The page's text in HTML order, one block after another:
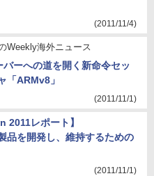
(2011/11/4)
Weekly海外ニュース
ーへの道を開く新命令セッ
「ARMv8」
(2011/11/1)
2011レポート】
品を開発し、維持するための
(2011/11/1)